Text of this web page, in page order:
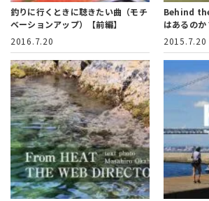
釣りに行くときに聴きたい曲（モチ
ベーションアップ）【前編】
2016.7.20
Behind
はあるの
2015.7.20